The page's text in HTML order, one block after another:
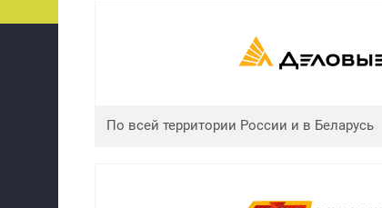
По всей территории России и в Беларусь